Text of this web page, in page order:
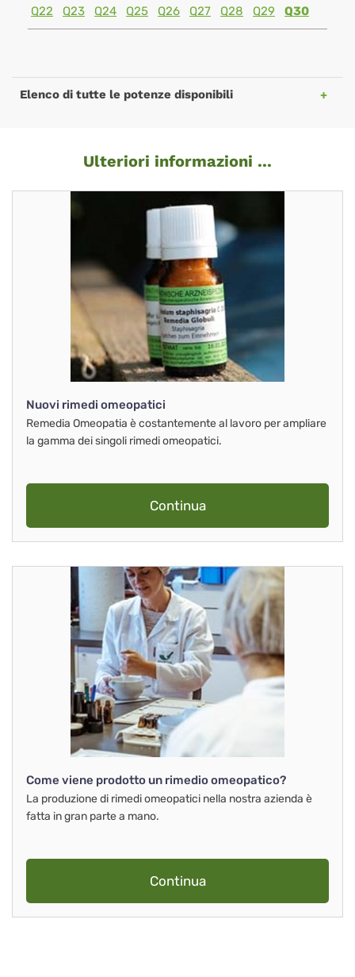
Q22
Q23 Q24 Q25 Q26 Q27 Q28 Q29 Q30
Elenco di tutte le potenze disponibili
Ulteriori informazioni ...
Nuovi rimedi omeopatici
Remedia Omeopatia è costantemente al lavoro per ampliare
la gamma dei singoli rimedi omeopatici.
Continua
Come viene prodotto un rimedio omeopatico?
La produzione di rimedi omeopatici nella nostra azienda è
fatta in gran parte a mano.
Continua